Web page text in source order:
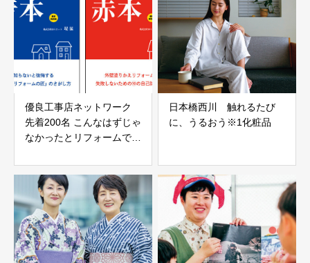
優良工事店ネットワーク
先着200名 こんなはずじゃ
なかったとリフォームで後
日本橋西川 触れるたび
に、うるおう※1化粧品